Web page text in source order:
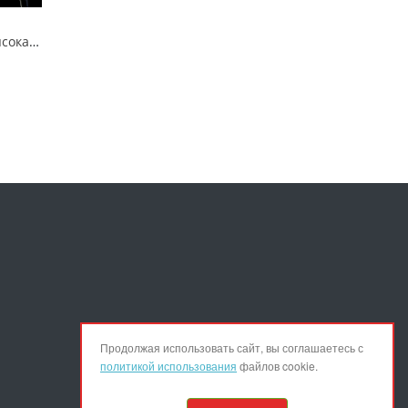
Шуруповерт для гипсокартона Metabo SE 4000
Продолжая использовать сайт, вы соглашаетесь с
политикой использования файлов cookie.